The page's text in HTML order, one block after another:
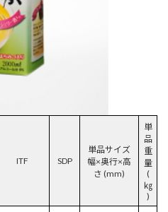
ITF SDP
単品サイズ
幅×奥行×高
さ (mm)
単
品
重
量
(
㎏
)